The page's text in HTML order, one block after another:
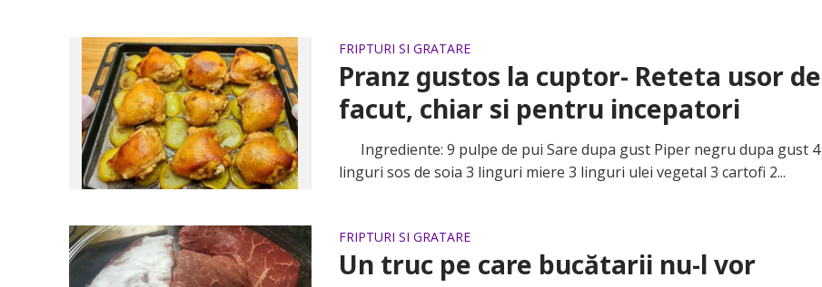
FRIPTURI SI GRATARE
Pranz gustos la cuptor- Reteta usor de
facut, chiar si pentru incepatori
Ingrediente: 9 pulpe de pui Sare dupa gust Piper negru dupa gust 4
linguri sos de soia 3 linguri miere 3 linguri ulei vegetal 3 cartofi 2...
FRIPTURI SI GRATARE
Un truc pe care bucătarii nu-l vor